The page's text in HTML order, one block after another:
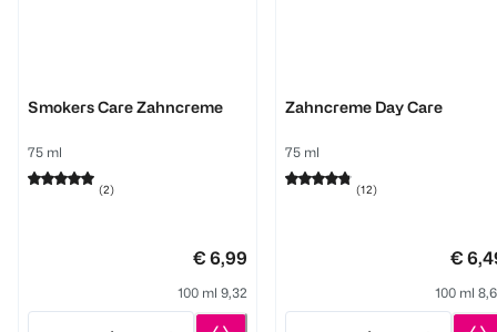
Smokers Care Zahncreme
75 ml
(2)
€ 6,99
100 ml 9,32
Zahncreme Day Care
75 ml
(12)
€
100 ml